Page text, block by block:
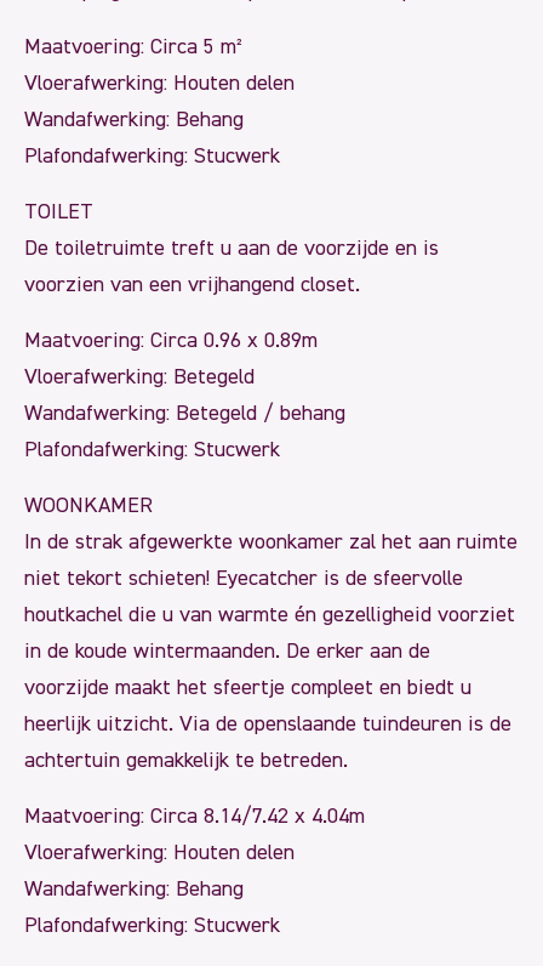
Maatvoering: Circa 5 m²
Vloerafwerking: Houten delen
Wandafwerking: Behang
Plafondafwerking: Stucwerk
TOILET
De toiletruimte treft u aan de voorzijde en is
voorzien van een vrijhangend closet.
Maatvoering: Circa 0.96 x 0.89m
Vloerafwerking: Betegeld
Wandafwerking: Betegeld / behang
Plafondafwerking: Stucwerk
WOONKAMER
In de strak afgewerkte woonkamer zal het aan ruimte
niet tekort schieten! Eyecatcher is de sfeervolle
houtkachel die u van warmte én gezelligheid voorziet
in de koude wintermaanden. De erker aan de
voorzijde maakt het sfeertje compleet en biedt u
heerlijk uitzicht. Via de openslaande tuindeuren is de
achtertuin gemakkelijk te betreden.
Maatvoering: Circa 8.14/7.42 x 4.04m
Vloerafwerking: Houten delen
Wandafwerking: Behang
Plafondafwerking: Stucwerk